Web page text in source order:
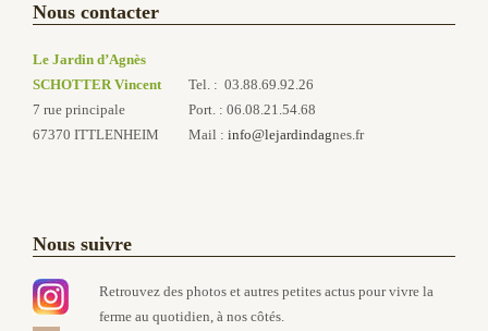
Nous contacter
Le Jardin d’Agnès
SCHOTTER Vincent
7 rue principale
67370 ITTLENHEIM
Tel. : 03.88.69.92.26
Port. : 06.08.21.54.68
Mail : info@lejardindagnes.fr
Nous suivre
Retrouvez des photos et autres petites actus pour vivre la
ferme au quotidien, à nos côtés.